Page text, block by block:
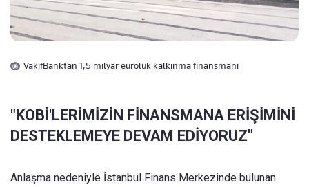
VakıfBanktan 1,5 milyar euroluk kalkınma finansmanı
"KOBİ'LERİMİZİN FİNANSMANA ERİŞİMİNİ
DESTEKLEMEYE DEVAM EDİYORUZ"
Anlaşma nedeniyle İstanbul Finans Merkezinde bulunan